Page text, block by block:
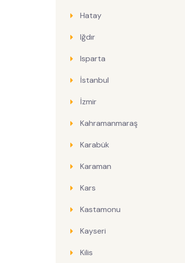
Hatay
Iğdır
Isparta
İstanbul
İzmir
Kahramanmaraş
Karabük
Karaman
Kars
Kastamonu
Kayseri
Kilis